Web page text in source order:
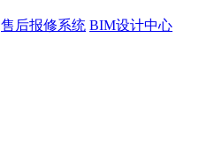
售后报修系统 BIM设计中心